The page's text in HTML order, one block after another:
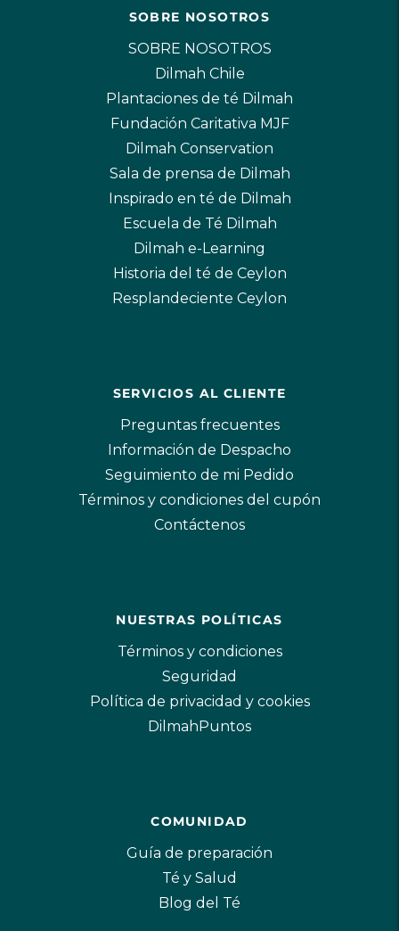
SOBRE NOSOTROS
SOBRE NOSOTROS
Dilmah Chile
Plantaciones de té Dilmah
Fundación Caritativa MJF
Dilmah Conservation
Sala de prensa de Dilmah
Inspirado en té de Dilmah
Escuela de Té Dilmah
Dilmah e-Learning
Historia del té de Ceylon
Resplandeciente Ceylon
SERVICIOS AL CLIENTE
Preguntas frecuentes
Información de Despacho
Seguimiento de mi Pedido
Términos y condiciones del cupón
Contáctenos
NUESTRAS POLÍTICAS
Términos y condiciones
Seguridad
Política de privacidad y cookies
DilmahPuntos
COMUNIDAD
Guía de preparación
Té y Salud
Blog del Té